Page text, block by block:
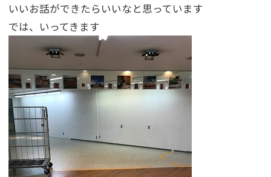
いいお話ができたらいいなと思っています
では、いってきます